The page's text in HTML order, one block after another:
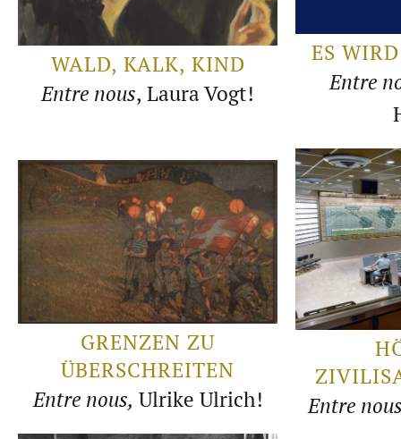
ES
Entre
WALD, KALK, KIND
Entre nous, Laura Vogt!
Entre
GRENZEN ZU
ÜBERSCHREITEN
Entre nous, Ulrike Ulrich!